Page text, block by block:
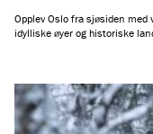
Opplev Oslo fra sjøsiden
idylliske øyer og historiske